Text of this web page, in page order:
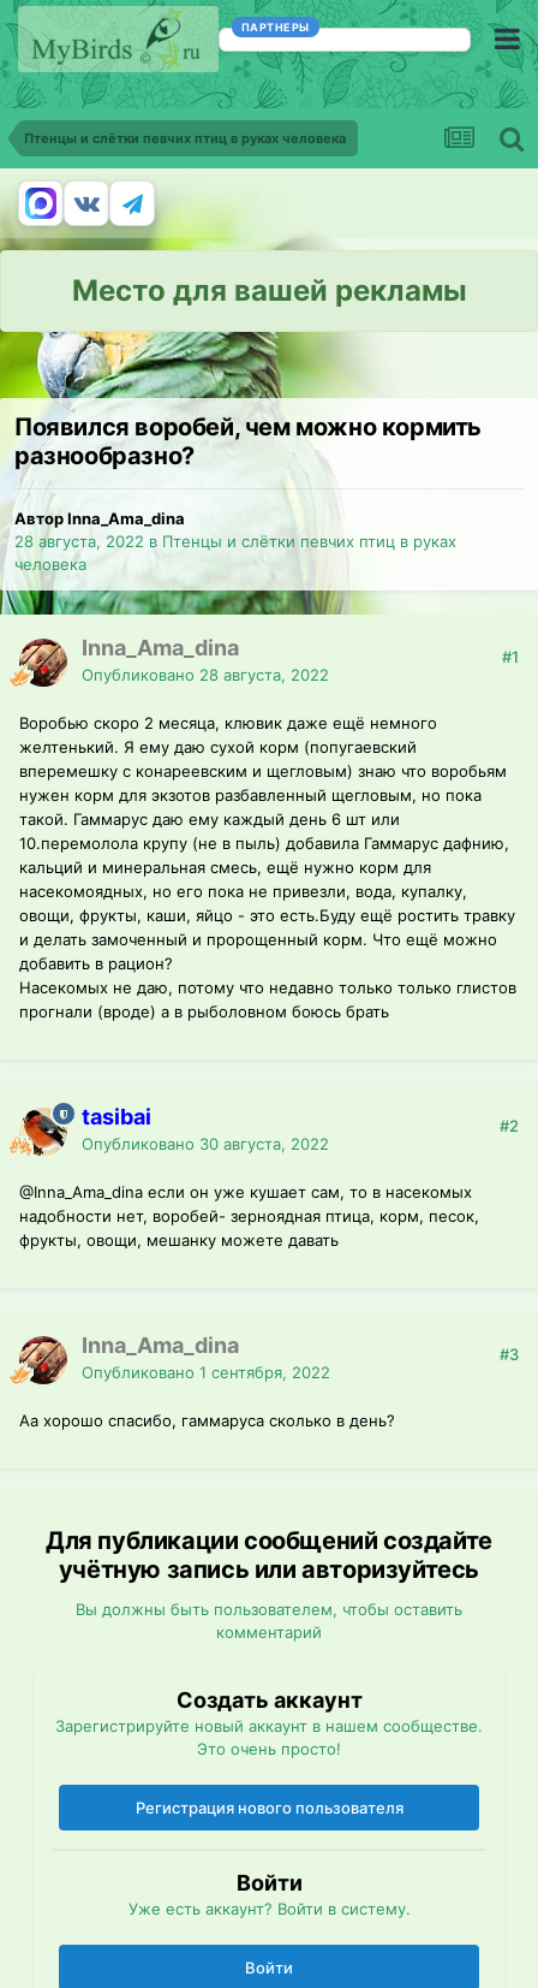
ПАРТНЕРЫ
Птенцы и слётки певчих птиц в руках человека
Место для вашей рекламы
Появился воробей, чем можно кормить
разнообразно?
Автор Inna_Ama_dina
28 августа, 2022 в Птенцы и слётки певчих птиц в руках
человека
Inna_Ama_dina
Опубликовано 28 августа, 2022
#1
Воробью скоро 2 месяца, клювик даже ещё немного
желтенький. Я ему даю сухой корм (попугаевский
вперемешку с конареевским и щегловым) знаю что воробьям
нужен корм для экзотов разбавленный щегловым, но пока
такой. Гаммарус даю ему каждый день 6 шт или
10.перемолола крупу (не в пыль) добавила Гаммарус дафнию,
кальций и минеральная смесь, ещё нужно корм для
насекомоядных, но его пока не привезли, вода, купалку,
овощи, фрукты, каши, яйцо - это есть.Буду ещё ростить травку
и делать замоченный и пророщенный корм. Что ещё можно
добавить в рацион?
Насекомых не даю, потому что недавно только только глистов
прогнали (вроде) а в рыболовном боюсь брать
tasibai
Опубликовано 30 августа, 2022
#2
@Inna_Ama_dina если он уже кушает сам, то в насекомых
надобности нет, воробей- зерноядная птица, корм, песок,
фрукты, овощи, мешанку можете давать
Inna_Ama_dina
Опубликовано 1 сентября, 2022
#3
Аа хорошо спасибо, гаммаруса сколько в день?
Для публикации сообщений создайте
учётную запись или авторизуйтесь
Вы должны быть пользователем, чтобы оставить
комментарий
Создать аккаунт
Зарегистрируйте новый аккаунт в нашем сообществе.
Это очень просто!
Регистрация нового пользователя
Войти
Уже есть аккаунт? Войти в систему.
Войти